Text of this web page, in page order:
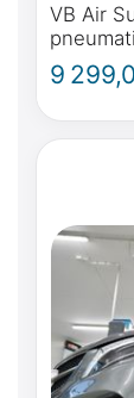
VB Air
Horizon,
9